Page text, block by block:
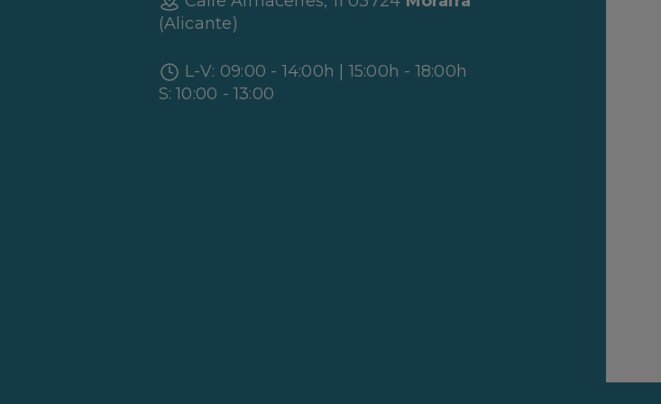
(Alicante)
L-V: 09:00 - 14:00h | 15:00h - 18:00h
S: 10:00 - 13:00